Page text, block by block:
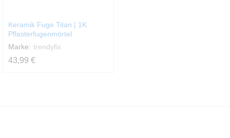
Keramik Fuge Titan | 1K
Pflasterfugenmörtel
Marke: trendyfix
43,99 €